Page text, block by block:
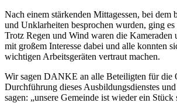
Nach einem stärkenden Mittagessen, bei dem
und Unklarheiten besprochen wurden, ging
Trotz Regen und Wind waren die Kameraden
mit großem Interesse dabei und alle konnten
wichtigen Arbeitsgeräten vertraut machen.
Wir sagen DANKE an alle Beteiligten für die
Durchführung dieses Ausbildungsdienstes
sagen: „unsere Gemeinde ist wieder ein Stück